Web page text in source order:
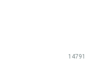
14791